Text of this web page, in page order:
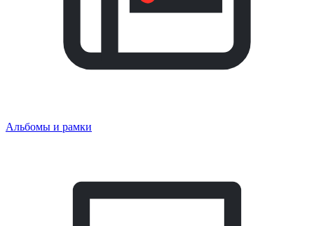
Альбомы и рамки